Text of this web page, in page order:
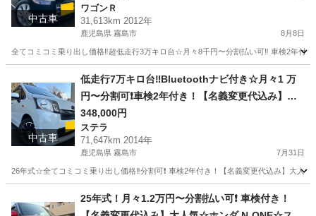
中古車
ュスタート☆ドライブレコーダー付きのフル装備
☆純正アルミホイール装着☆そのまま乗って帰れ
ワゴンＲ
31,613km 2012年
鹿児島県 霧島市 8月8日
全てコミコミ乗り出し価格‼️超低走行3万キロ台☆月々8千円〜分割払い可‼️ 車検2年
ワゴンＲ ワゴンR
中古車
低走行7万キロ台‼️Bluetoothナビ付き☆月々1 万
円〜分割可❗️車検2年付き！【名義変更代込み】大
人気☆スバル ステラ Lスマートアシスト☆Blueto
othナビ付き☆走行中DVD見れます☆ドライブレコ
ーダー付きのフル装備☆社外アルミ☆のまま乗っ
348,000円
ステラ
71,647km 2014年
鹿児島県 霧島市 7月31日
26年式☆全てコミコミ乗り出し価格‼️分割可❗️ 車検2年付き！【名義変更代込み】大
ステラ 走行距離
25年式！月々1.2万円〜分割払い可❗️ 車検付き！